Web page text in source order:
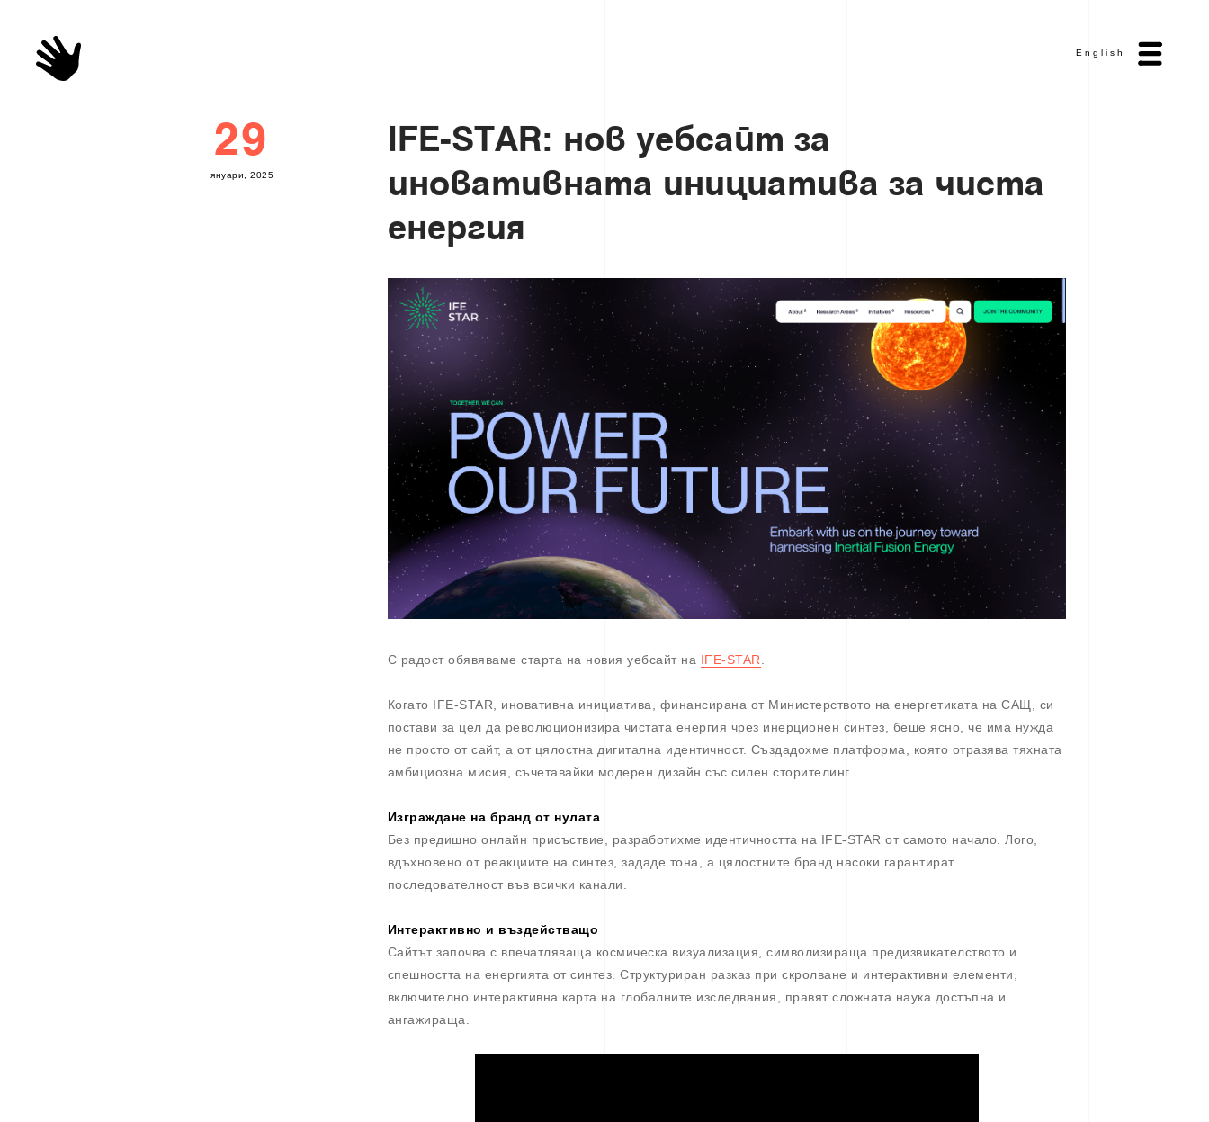
English
29
януари, 2025
IFE-S T AR: нов уебсайт за
иновативната инициатива за чиста
енергия
С радост обявяваме старта на новия уебсайт на IFE-STAR
Когато IFE-STAR, иновативна инициатива, финансирана от Министерството на енергетиката на САЩ, си
постави за цел да революционизира чистата енергия чрез инерционен синтез, беше ясно, че има нужда
не просто от сайт, а от цялостна дигитална идентичност. Създадохме платформа, която отразява тяхната
амбициозна мисия, съчетавайки модерен дизайн със силен сторителинг.
Изграждане на бранд от нулата
Без предишно онлайн присъствие, разработихме идентичността на IFE-STAR от самото начало. Лого,
вдъхновено от реакциите на синтез, зададе тона, а цялостните бранд насоки гарантират
последователност във всички канали.
Интерактивно и въздействащо
Сайтът започва с впечатляваща космическа визуализация, символизираща предизвикателството и
спешността на енергията от синтез. Структуриран разказ при скролване и интерактивни елементи,
включително интерактивна карта на глобалните изследвания, правят сложната наука достъпна и
ангажираща.